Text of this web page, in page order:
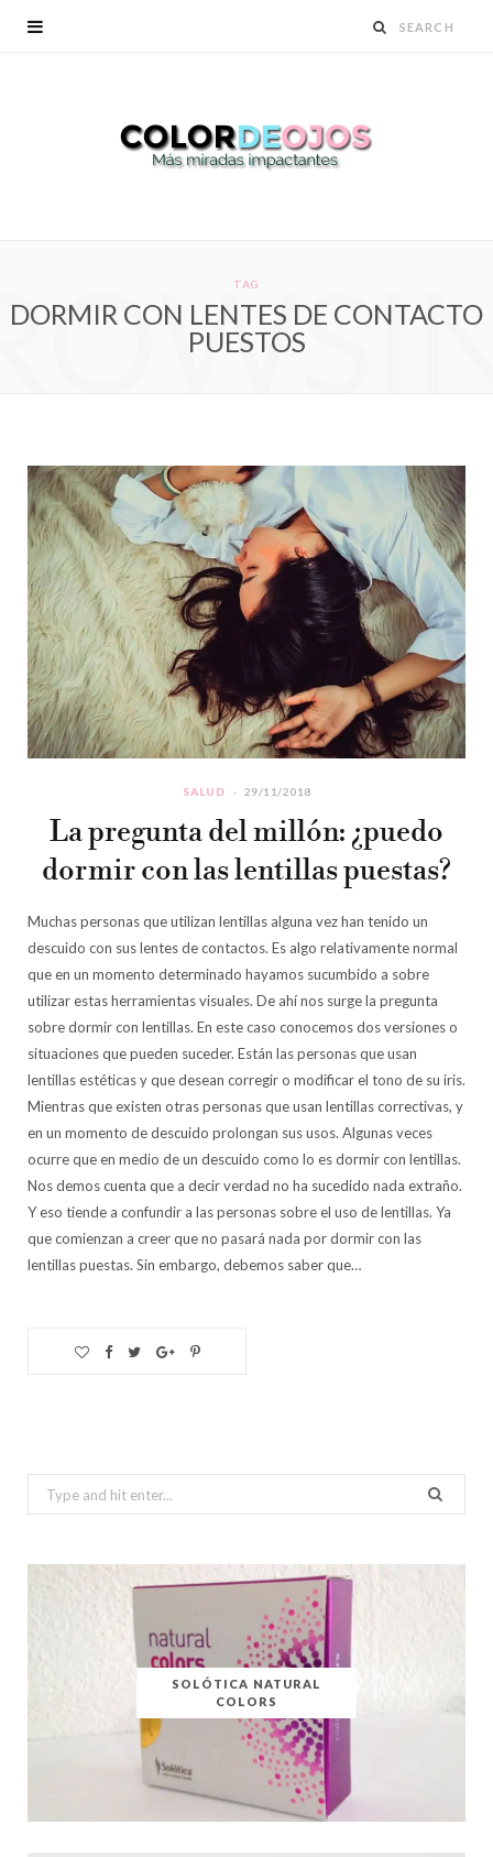
TAG
DORMIR CON LENTES DE CONTACTO
PUESTOS
SALUD 29/11/2018
La pregunta del millón: ¿puedo
dormir con las lentillas puestas?
Muchas personas que utilizan lentillas alguna vez han tenido un
descuido con sus lentes de contactos. Es algo relativamente normal
que en un momento determinado hayamos sucumbido a sobre
utilizar estas herramientas visuales. De ahí nos surge la pregunta
sobre dormir con lentillas. En este caso conocemos dos versiones o
situaciones que pueden suceder. Están las personas que usan
lentillas estéticas y que desean corregir o modificar el tono de su iris.
Mientras que existen otras personas que usan lentillas correctivas, y
en un momento de descuido prolongan sus usos. Algunas veces
ocurre que en medio de un descuido como lo es dormir con lentillas.
Nos demos cuenta que a decir verdad no ha sucedido nada extraño.
Y eso tiende a confundir a las personas sobre el uso de lentillas. Ya
que comienzan a creer que no pasará nada por dormir con las
lentillas puestas. Sin embargo, debemos saber que…
Search
for:
SOLÓTICA NATURAL
COLORS